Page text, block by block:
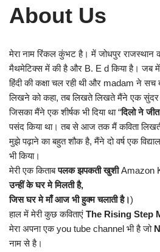
About Us
मेरा नाम रिंकल कुंभट है। में जोधपुर राजस्थान
मैथमेटिक्स में की है और B. E d किया है। जब में
हिंदी की कक्षा चल रही थी और madam ने सच
लिखने को कहा, तब लिखते लिखते मैंने एक सुंदर
जिसका मैंने एक शीर्षक भी दिया था “दिलो ने
पसंद किया था। तब से आज तक मैं कविता
मुझे पढ़ाने का बहुत शौक है, मैंने दो वर्ष एक
भी किया।
मेरी एक किताबपलक झपकती खुशीAmazon
उन्हीं के घर मे मिलती है,
जिस घर मे माँ आज भी हुक्म चलाती है।)
हाल में मेरी कुछ कविताएं The Rising Step
मेरा अपना एक you tube channel भी है जो
नाम से है।